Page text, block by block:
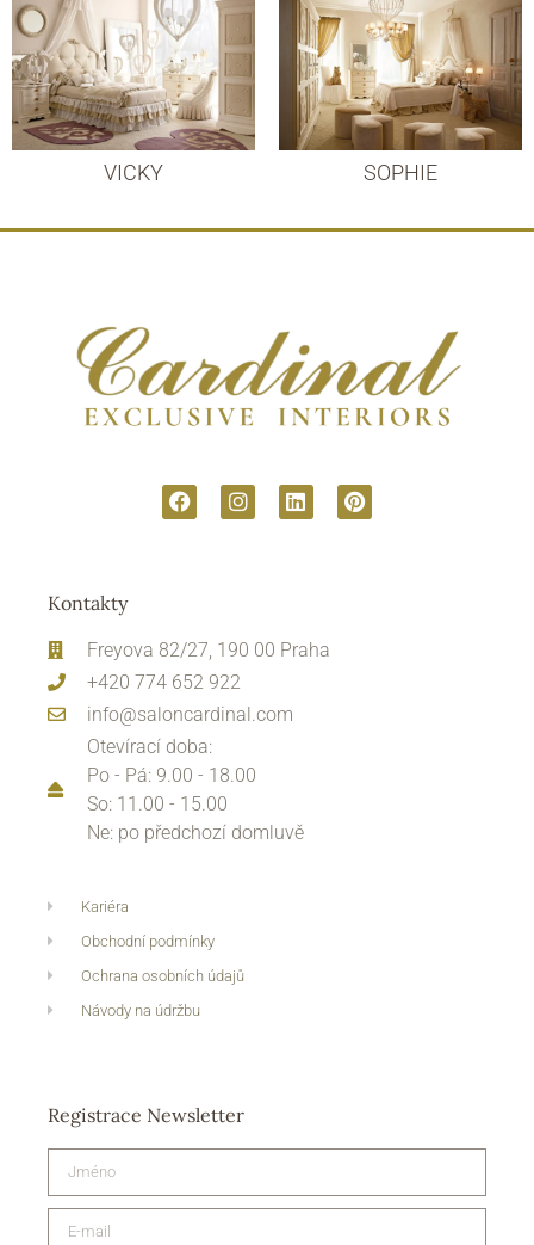
VICKY SOPHIE
Kontakty
Freyova 82/27, 190 00 Praha
+420 774 652 922
info@saloncardinal.com
Otevírací doba:
Po - Pá: 9.00 - 18.00
So: 11.00 - 15.00
Ne: po předchozí domluvě
Kariéra
Obchodní podmínky
Ochrana osobních údajů
Návody na údržbu
Registrace Newsletter